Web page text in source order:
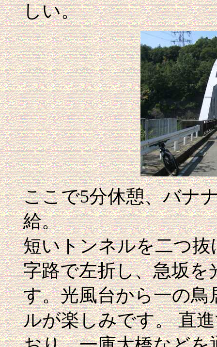
しい。
ここで5分休憩、バナ
給。
短いトンネルを二つ
字路で左折し、急坂
す。光風台から一の鳥
ルが楽しみです。 直